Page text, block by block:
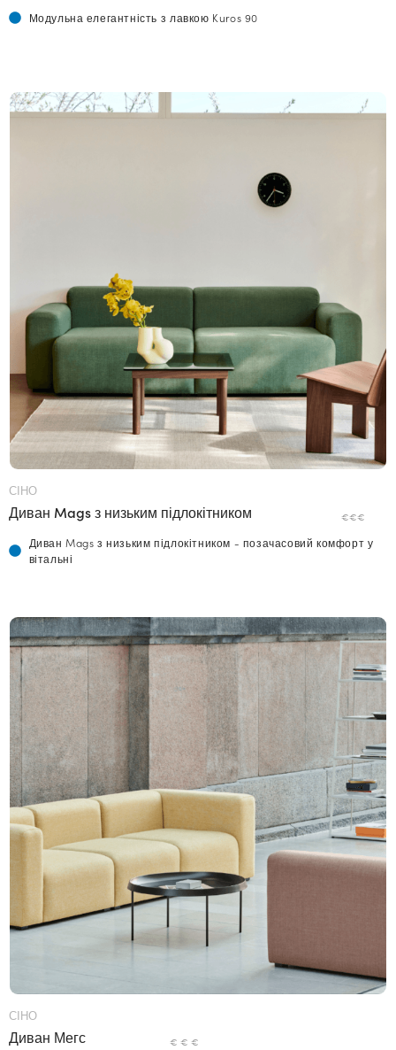
Модульна елегантність з лавкою Kuros 90
СІНО
Диван Mags з низьким підлокітником €€€
Диван Mags з низьким підлокітником - позачасовий комфорт у
вітальні
СІНО
Диван Мегс € € €